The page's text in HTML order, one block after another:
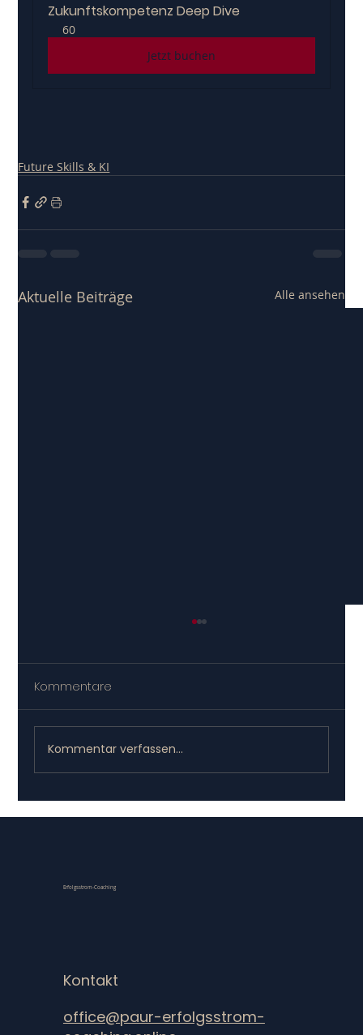
Zukunftskompetenz Deep Dive
60
Jetzt buchen
Future Skills & KI
Aktuelle Beiträge Alle ansehen
Papier schlägt Posteingang:
Kommentare
Kommentar verfassen...
Erfolgsstrom-Coaching
Kontakt
office@paur-erfolgsstrom-